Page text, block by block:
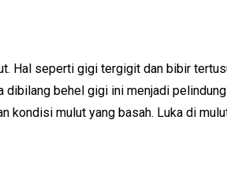
Hal seperti gigi tergigit dan bibir
behel gigi ini menjadi
mulut yang basah. Luka di